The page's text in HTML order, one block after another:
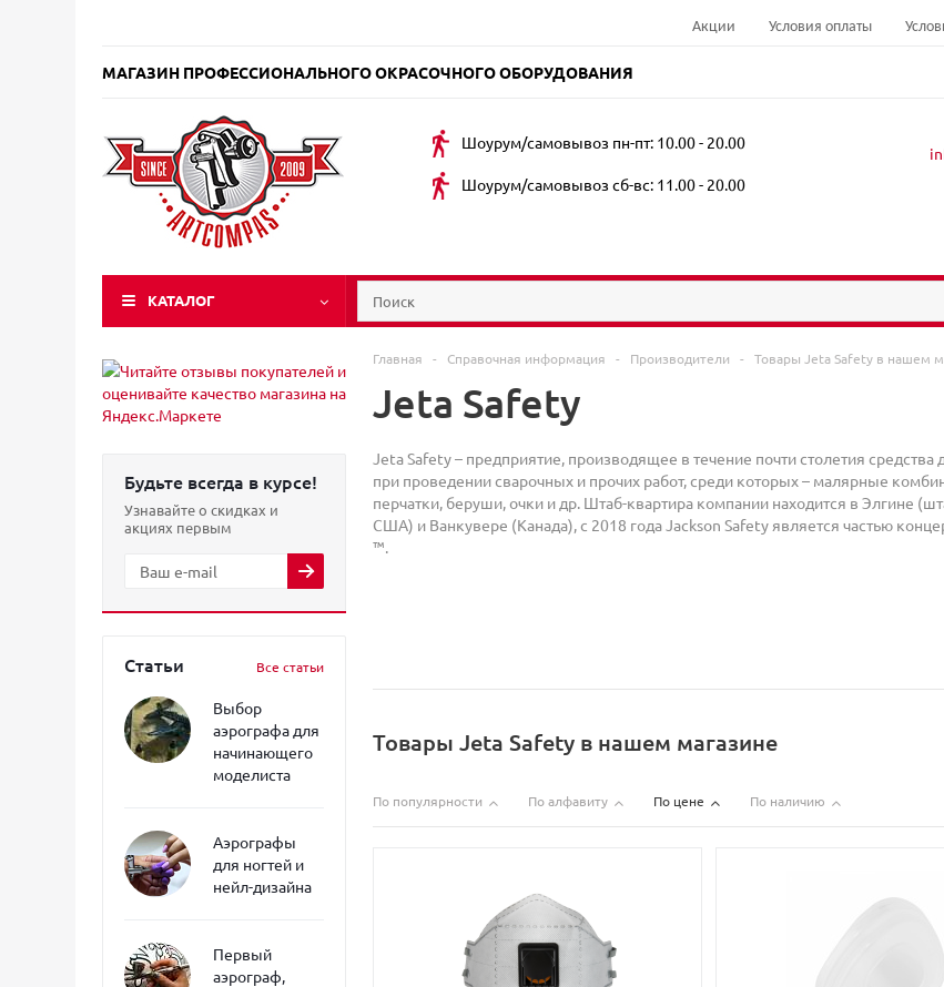
Акции Условия оплаты
МАГАЗИН ПРОФЕССИОНАЛЬНОГО ОКРАСОЧНОГО ОБОРУДОВАНИЯ
Шоурум/самовывоз пн-пт: 10.00 - 20.00
Шоурум/самовывоз сб-вс: 11.00 - 20.00
КАТАЛОГ
Будьте всегда в курсе!
Узнавайте о скидках и
акциях первым
Статьи Все статьи
Выбор
аэрографа для
начинающего
моделиста
Аэрографы
для ногтей и
нейл-дизайна
Первый
аэрограф,
Главная - Справочная информация - Производители - Товары Jeta Safety в нашем
Jeta Safety
Jeta Safety – предприятие, производящее в течение почти столетия средства
при проведении сварочных и прочих работ, среди которых – малярные
перчатки, беруши, очки и др. Штаб-квартира компании находится в Элгине
США) и Ванкувере (Канада), с 2018 года Jackson Safety является частью
™.
Товары Jeta Safety в нашем магазине
По популярности По алфавиту По цене По наличию